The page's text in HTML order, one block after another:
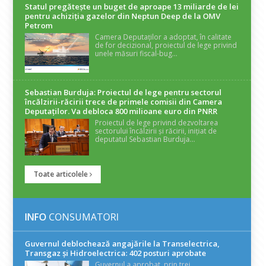
Statul pregătește un buget de aproape 13 miliarde de lei
pentru achiziția gazelor din Neptun Deep de la OMV
Petrom
Camera Deputaților a adoptat, în calitate
de for decizional, proiectul de lege privind
unele măsuri fiscal-bug...
Sebastian Burduja: Proiectul de lege pentru sectorul
încălzirii-răcirii trece de primele comisii din Camera
Deputaților. Va debloca 800 milioane euro din PNRR
Proiectul de lege privind dezvoltarea
sectorului încălzirii și răcirii, inițiat de
deputatul Sebastian Burduja...
Toate articolele
INFO CONSUMATORI
Guvernul deblochează angajările la Transelectrica,
Transgaz și Hidroelectrica: 402 posturi aprobate